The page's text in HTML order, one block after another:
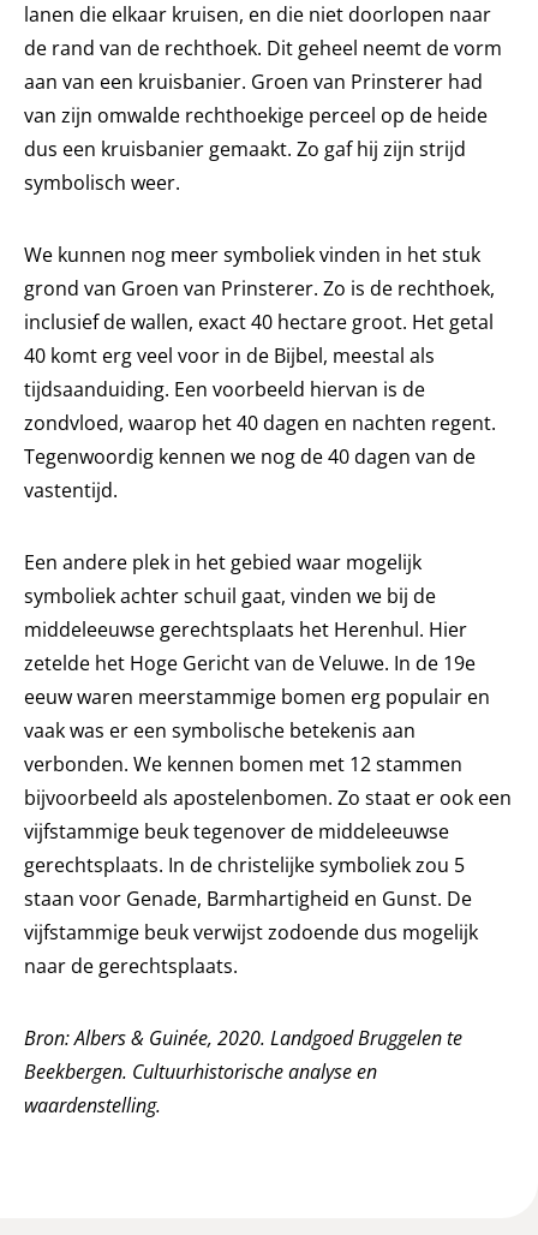
lanen die elkaar kruisen, en die niet doorlopen naar
de rand van de rechthoek. Dit geheel neemt de vorm
aan van een kruisbanier. Groen van Prinsterer had
van zijn omwalde rechthoekige perceel op de heide
dus een kruisbanier gemaakt. Zo gaf hij zijn strijd
symbolisch weer.
We kunnen nog meer symboliek vinden in het stuk
grond van Groen van Prinsterer. Zo is de rechthoek,
inclusief de wallen, exact 40 hectare groot. Het getal
40 komt erg veel voor in de Bijbel, meestal als
tijdsaanduiding. Een voorbeeld hiervan is de
zondvloed, waarop het 40 dagen en nachten regent.
Tegenwoordig kennen we nog de 40 dagen van de
vastentijd.
Een andere plek in het gebied waar mogelijk
symboliek achter schuil gaat, vinden we bij de
middeleeuwse gerechtsplaats het Herenhul. Hier
zetelde het Hoge Gericht van de Veluwe. In de 19e
eeuw waren meerstammige bomen erg populair en
vaak was er een symbolische betekenis aan
verbonden. We kennen bomen met 12 stammen
bijvoorbeeld als apostelenbomen. Zo staat er ook een
vijfstammige beuk tegenover de middeleeuwse
gerechtsplaats. In de christelijke symboliek zou 5
staan voor Genade, Barmhartigheid en Gunst. De
vijfstammige beuk verwijst zodoende dus mogelijk
naar de gerechtsplaats.
Bron: Albers & Guinée, 2020. Landgoed Bruggelen te
Beekbergen. Cultuurhistorische analyse en
waardenstelling.